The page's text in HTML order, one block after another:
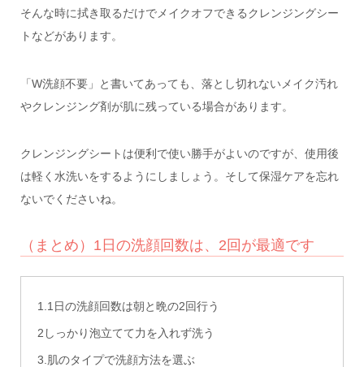
そんな時に拭き取るだけでメイクオフできるクレンジングシー
トなどがあります。
「W洗顔不要」と書いてあっても、落とし切れないメイク汚れ
やクレンジング剤が肌に残っている場合があります。
クレンジングシートは便利で使い勝手がよいのですが、使用後
は軽く水洗いをするようにしましょう。 そして保湿ケアを忘れ
ないでくださいね。
（まとめ）1日の洗顔回数は、2回が最適です
1.1日の洗顔回数は朝と晩の2回行う
2しっかり泡立てて力を入れず洗う
3.肌のタイプで洗顔方法を選ぶ